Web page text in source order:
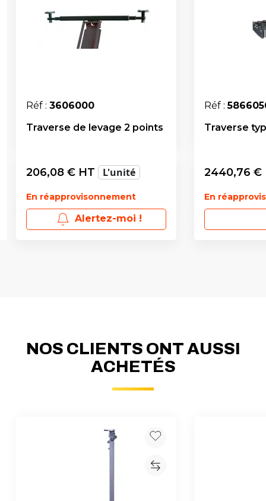
Réf : 3606000
Traverse de levage 2 points
206,08 € HT L'unité
En réapprovisonnement
Alertez-moi !
Réf :
Traverse
2440,76 €
En
NOS CLIENTS ONT AUSSI
ACHETÉS